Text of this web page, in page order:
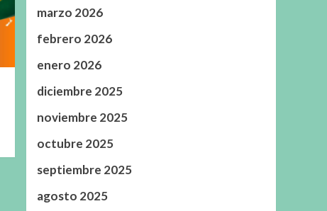
marzo 2026
febrero 2026
enero 2026
diciembre 2025
noviembre 2025
octubre 2025
septiembre 2025
agosto 2025